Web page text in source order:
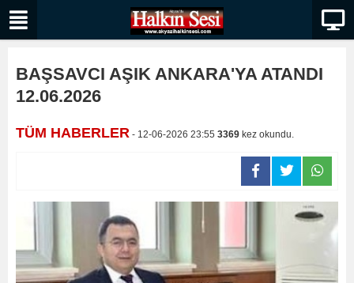
BAŞSAVCI AŞIK ANKARA'YA ATANDI
12.06.2026
TÜM HABERLER - 12-06-2026 23:55 3369 kez okundu.